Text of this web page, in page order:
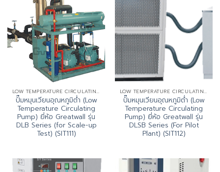
LOW TEMPERATURE CIRCULATING PUMP (DLSB SERIES)
ปั๊มหมุนเวียนอุณหภูมิต่ำ (Low
Temperature Circulating
Pump) ยี่ห้อ Greatwall รุ่น
DLB Series (for Scale-up
Test) (SIT111)
LOW TEMPERATURE CIRCULATING PUMP (DLSB SERIES)
ปั๊มหมุนเวียนอุณหภูมิต่ำ (Low
Temperature Circulating
Pump) ยี่ห้อ Greatwall รุ่น
DLSB Series (For Pilot
Plant) (SIT112)